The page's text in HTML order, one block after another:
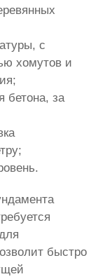
с
хомутов и
бетона, за
быстро